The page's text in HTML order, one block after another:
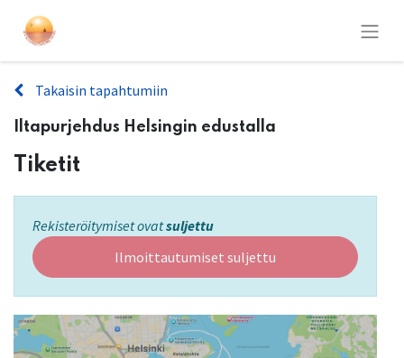
Takaisin tapahtumiin
Iltapurjehdus Helsingin edustalla
Tiketit
Rekisteröitymiset ovatsuljettu
Ilmoittautumiset suljettu